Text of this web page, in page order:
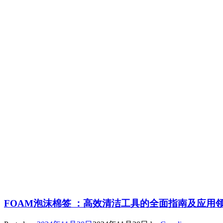
FOAM泡沫棉签 ：高效清洁工具的全面指南及应用